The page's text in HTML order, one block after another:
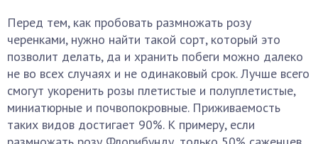
Перед тем, как пробовать размножать розу
черенками, нужно найти такой сорт, который это
позволит делать, да и хранить побеги можно далеко
не во всех случаях и не одинаковый срок. Лучше всего
смогут укоренить розы плетистые и полуплетистые,
миниатюрные и почвопокровные. Приживаемость
таких видов достигает 90%. К примеру, если